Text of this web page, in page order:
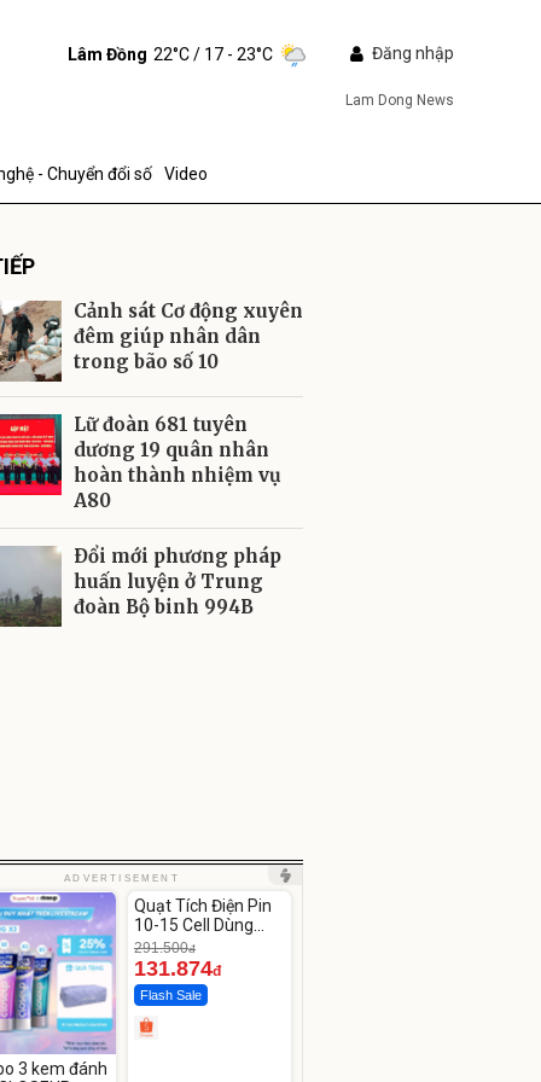
Lâm Đồng 22°C/ 17 - 23°C Đăng nhập
Lam Dong News
- Chuyển đổi số Video
Cảnh sát Cơ động xuyên
đêm giúp nhân dân
trong bão số 10
Lữ đoàn 681 tuyên
dương 19 quân nhân
hoàn thành nhiệm vụ
A80
Ðổi mới phương pháp
huấn luyện ở Trung
đoàn Bộ binh 994B
ADVERTISEMENT
3 kem đánh
-54%
Unmute
Quạt Tích Điện Pin
10-15 Cell Dùng
Liên Tục 4-8H
291.500đ
131.874đ
Flash Sale